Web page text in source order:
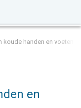
koude handen en voeten
en